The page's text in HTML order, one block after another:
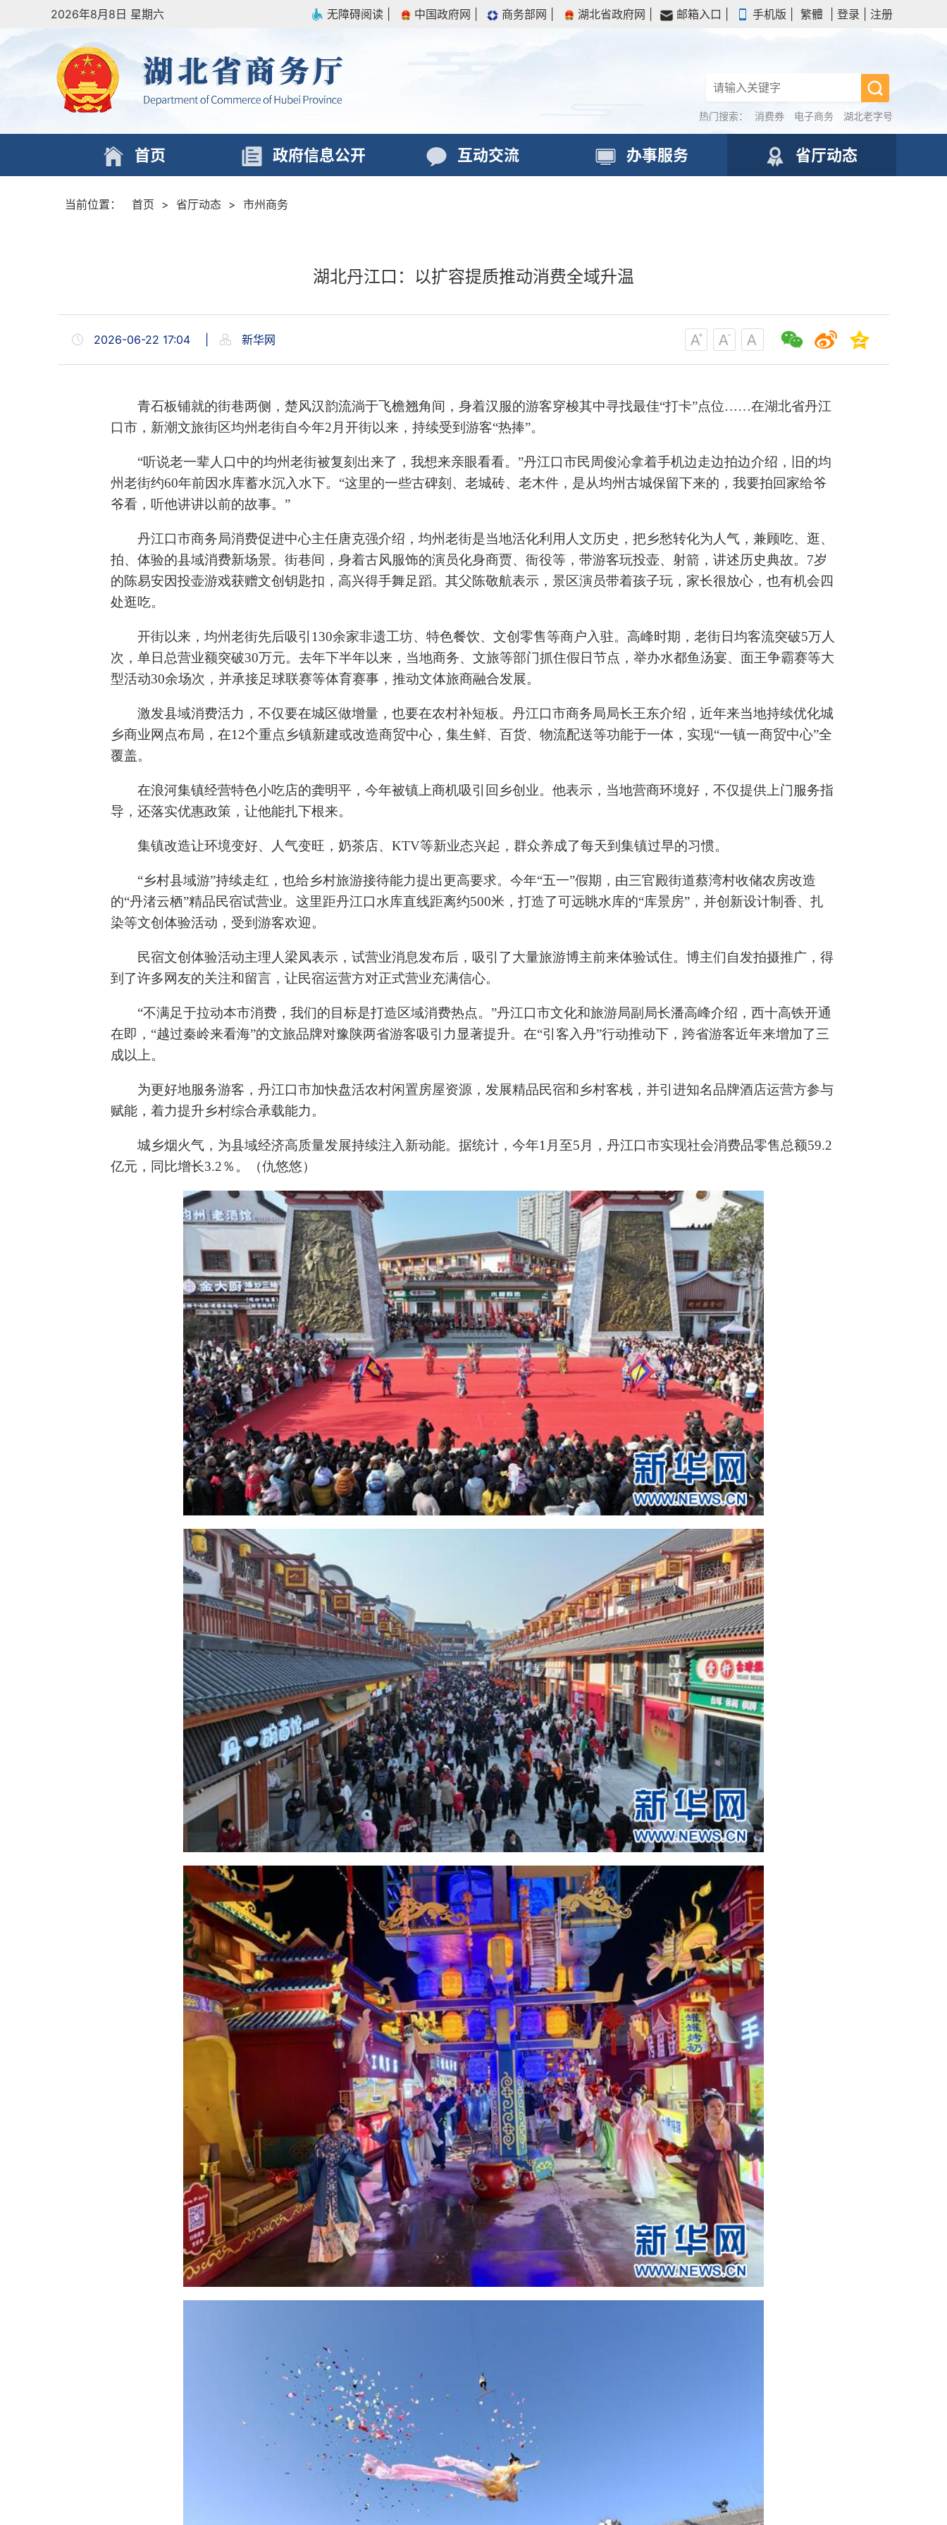
2026年8月8日 星期六 无障碍阅读 中国政府网 商务部网 湖北省政府网 邮箱入口 手机版 繁體 登录 注册
热门搜索： 消费券 电子商务 湖北老字号
首页 政府信息公开 互动交流 办事服务 省厅动态
当前位置： 首页 > 省厅动态 > 市州商务
湖北丹江口：以扩容提质推动消费全域升温
2026-06-22 17:04 新华网
青石板铺就的街巷两侧，楚风汉韵流淌于飞檐翘角间，身着汉服的游客穿梭其中寻找最佳“打卡”点位……在湖北省丹江
口市，新潮文旅街区均州老街自今年2月开街以来，持续受到游客“热捧”。
“听说老一辈人口中的均州老街被复刻出来了，我想来亲眼看看。”丹江口市民周俊沁拿着手机边走边拍边介绍，旧的均
州老街约60年前因水库蓄水沉入水下。“这里的一些古碑刻、老城砖、老木件，是从均州古城保留下来的，我要拍回家给爷
爷看，听他讲讲以前的故事。”
丹江口市商务局消费促进中心主任唐克强介绍，均州老街是当地活化利用人文历史，把乡愁转化为人气，兼顾吃、逛、
拍、体验的县域消费新场景。街巷间，身着古风服饰的演员化身商贾、衙役等，带游客玩投壶、射箭，讲述历史典故。7岁
的陈易安因投壶游戏获赠文创钥匙扣，高兴得手舞足蹈。其父陈敬航表示，景区演员带着孩子玩，家长很放心，也有机会四
处逛吃。
开街以来，均州老街先后吸引130余家非遗工坊、特色餐饮、文创零售等商户入驻。高峰时期，老街日均客流突破5万人
次，单日总营业额突破30万元。去年下半年以来，当地商务、文旅等部门抓住假日节点，举办水都鱼汤宴、面王争霸赛等大
型活动30余场次，并承接足球联赛等体育赛事，推动文体旅商融合发展。
激发县域消费活力，不仅要在城区做增量，也要在农村补短板。丹江口市商务局局长王东介绍，近年来当地持续优化城
乡商业网点布局，在12个重点乡镇新建或改造商贸中心，集生鲜、百货、物流配送等功能于一体，实现“一镇一商贸中心”全
覆盖。
在浪河集镇经营特色小吃店的龚明平，今年被镇上商机吸引回乡创业。他表示，当地营商环境好，不仅提供上门服务指
导，还落实优惠政策，让他能扎下根来。
集镇改造让环境变好、人气变旺，奶茶店、KTV等新业态兴起，群众养成了每天到集镇过早的习惯。
“乡村县域游”持续走红，也给乡村旅游接待能力提出更高要求。今年“五一”假期，由三官殿街道蔡湾村收储农房改造
的“丹渚云栖”精品民宿试营业。这里距丹江口水库直线距离约500米，打造了可远眺水库的“库景房”，并创新设计制香、扎
染等文创体验活动，受到游客欢迎。
民宿文创体验活动主理人梁凤表示，试营业消息发布后，吸引了大量旅游博主前来体验试住。博主们自发拍摄推广，得
到了许多网友的关注和留言，让民宿运营方对正式营业充满信心。
“不满足于拉动本市消费，我们的目标是打造区域消费热点。”丹江口市文化和旅游局副局长潘高峰介绍，西十高铁开通
在即，“越过秦岭来看海”的文旅品牌对豫陕两省游客吸引力显著提升。在“引客入丹”行动推动下，跨省游客近年来增加了三
成以上。
为更好地服务游客，丹江口市加快盘活农村闲置房屋资源，发展精品民宿和乡村客栈，并引进知名品牌酒店运营方参与
赋能，着力提升乡村综合承载能力。
城乡烟火气，为县域经济高质量发展持续注入新动能。据统计，今年1月至5月，丹江口市实现社会消费品零售总额59.2
亿元，同比增长3.2％。（仇悠悠）